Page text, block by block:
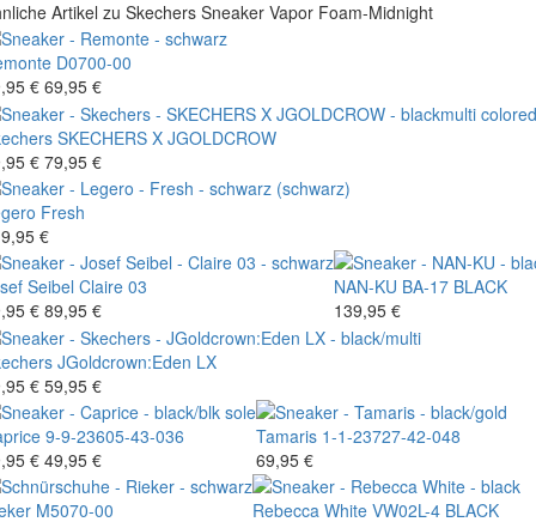
Artikel zu Skechers Sneaker Vapor Foam-Midnight
D0700-00
€ 69,95 €
SKECHERS X JGOLDCROW
€ 79,95 €
Fresh
€
Seibel Claire 03
€ 89,95 €
NAN-KU BA-17 BLACK
139,95 €
JGoldcrown:Eden LX
€ 59,95 €
9-9-23605-43-036
€ 49,95 €
Tamaris 1-1-23727-42-048
69,95 €
M5070-00
Rebecca White VW02L-4 BLACK